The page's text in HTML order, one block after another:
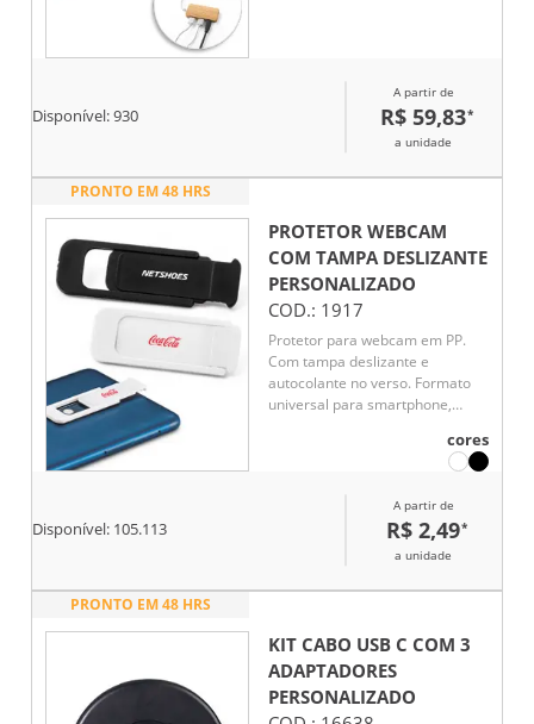
Disponível:930
A partir de
R$ 59,83*
a unidade
PRONTO EM 48 HRS
PROTETOR WEBCAM
COM TAMPA DESLIZANTE
PERSONALIZADO
COD.: 1917
Protetor para webcam em PP.
Com tampa deslizante e
autocolante no verso. Formato
universal para smartphone,
cores
Disponível: 105.113
A partir de
R$ 2,49*
a unidade
PRONTO EM 48 HRS
KIT CABO USB C COM 3
ADAPTADORES
PERSONALIZADO